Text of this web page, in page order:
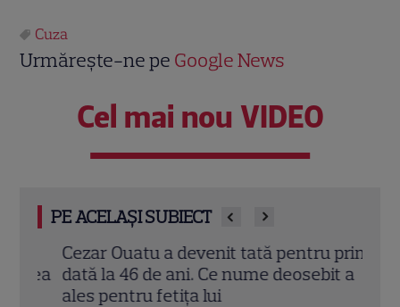
Cuza
Urmărește-ne pe Google News
Cel mai nou VIDEO
PE ACELAȘI SUBIECT
Cezar Ouatu a devenit tată pentru prima
dată la 46 de ani. Ce nume deosebit a
ales pentru fetița lui